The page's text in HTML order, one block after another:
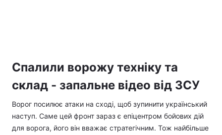
Спалили ворожу техніку та
склад - запальне відео від ЗСУ
Ворог посилює атаки на сході, щоб зупинити український
наступ. Саме цей фронт зараз є епіцентром бойових дій
для ворога, його він вважає стратегічним. Тож найбільше